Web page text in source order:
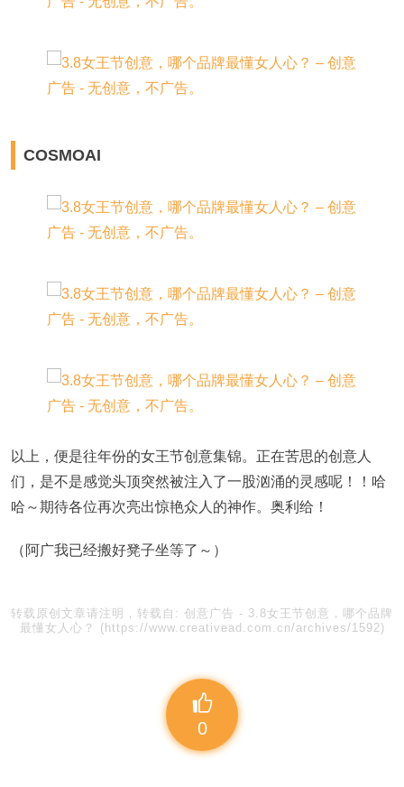
COSMOAI
以上，便是往年份的女王节创意集锦。正在苦思的创意人
们，是不是感觉头顶突然被注入了一股汹涌的灵感呢！！哈
哈～期待各位再次亮出惊艳众人的神作。奥利给！
（阿广我已经搬好凳子坐等了～）
转载原创文章请注明，转载自: 创意广告 - 3.8女王节创意，哪个品牌
最懂女人心？ (https://www.creativead.com.cn/archives/1592)
0